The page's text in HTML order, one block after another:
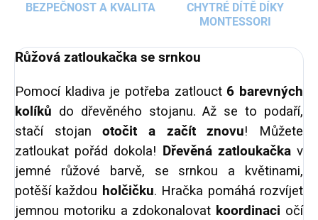
BEZPEČNOST A KVALITA
CHYTRÉ DÍTĚ DÍKY
MONTESSORI
Růžová zatloukačka se srnkou
Pomocí kladiva je potřeba zatlouct 6 barevných
kolíků do dřevěného stojanu. Až se to podaří,
stačí stojanotočit a začít znovu! Můžete
zatloukat pořád dokola! Dřevěná zatloukačkav
jemné růžové barvě, se srnkou a květinami,
potěší každou holčičku. Hračka pomáhá rozvíjet
jemnou motoriku a zdokonalovat koordinaci očí